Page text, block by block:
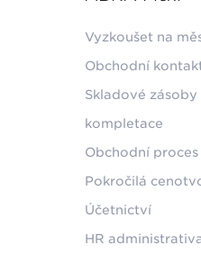
Vyzkoušet na
Obchodní
Skladové zásoby
kompletace
Obchodní
Pokročilá
Účetnictví
HR